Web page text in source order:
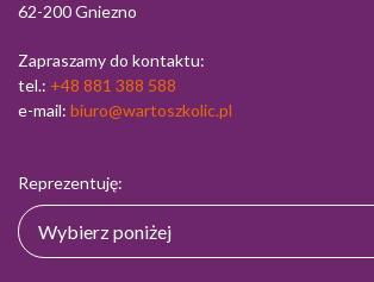
62-200 Gniezno
Zapraszamy do kontaktu:
tel.: +48 881 388 588
e-mail: biuro@wartoszkolic.pl
Reprezentuję: